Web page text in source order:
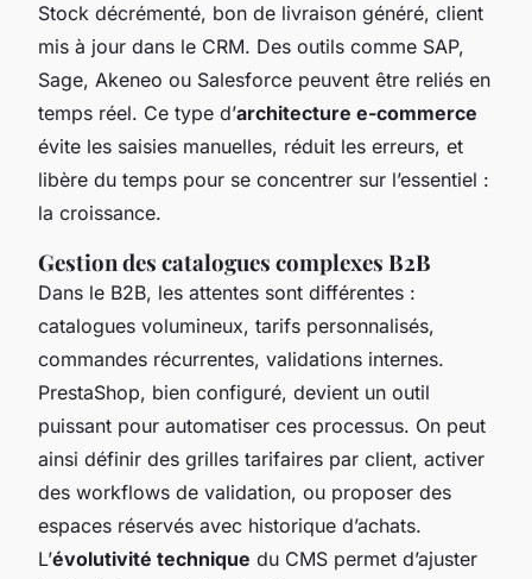
Stock décrémenté, bon de livraison généré, client
mis à jour dans le CRM. Des outils comme SAP,
Sage, Akeneo ou Salesforce peuvent être reliés en
temps réel. Ce type d’architecture e-commerce
évite les saisies manuelles, réduit les erreurs, et
libère du temps pour se concentrer sur l’essentiel :
la croissance.
Gestion des catalogues complexes B2B
Dans le B2B, les attentes sont différentes :
catalogues volumineux, tarifs personnalisés,
commandes récurrentes, validations internes.
PrestaShop, bien configuré, devient un outil
puissant pour automatiser ces processus. On peut
ainsi définir des grilles tarifaires par client, activer
des workflows de validation, ou proposer des
espaces réservés avec historique d’achats.
L’évolutivité technique du CMS permet d’ajuster